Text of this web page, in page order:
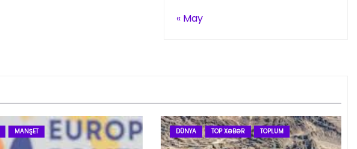
« May
MANŞET DÜNYA TOP XƏBƏR TOPLUM